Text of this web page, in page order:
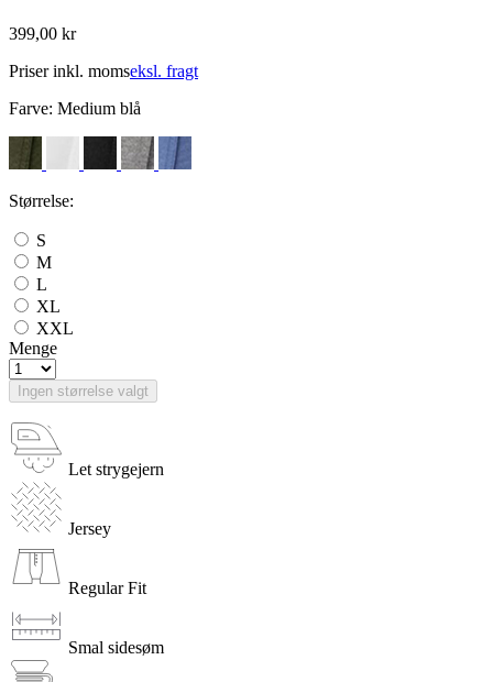
399,00 kr
Priser inkl. momseksl. fragt
Farve: Medium blå
Størrelse:
S
M
L
XL
XXL
Menge
Ingen størrelse valgt
Let strygejern
Jersey
Regular Fit
Smal sidesøm